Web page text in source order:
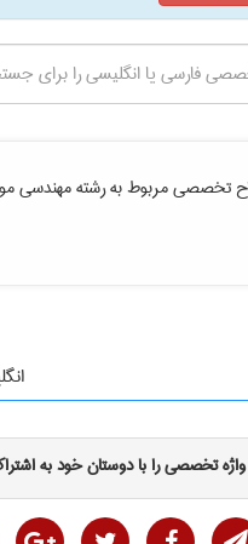
تخصصی مربوط به رشتهمهندسی
تخصصی را با دوستان خود به